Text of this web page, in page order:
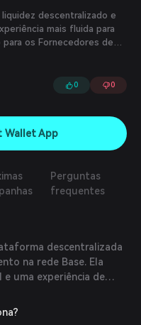
descentralizado e
mais fluida para
os Fornecedores de
Liquidez. O Seamless
inovador de Mercados
pela comunidade
do Ampleforth.
0 0
Wallet App
Perguntas
frequentes
descentralizada
na rede Base. Ela
uma experiência de
em massa nas
protocolo permite que